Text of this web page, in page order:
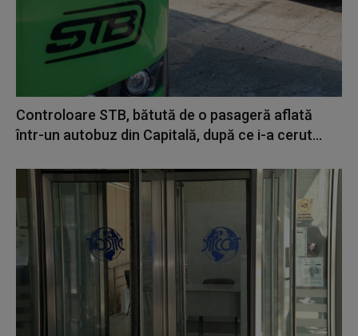
Controloare STB, bătută de o pasageră aflată
într-un autobuz din Capitală, după ce i-a cerut...